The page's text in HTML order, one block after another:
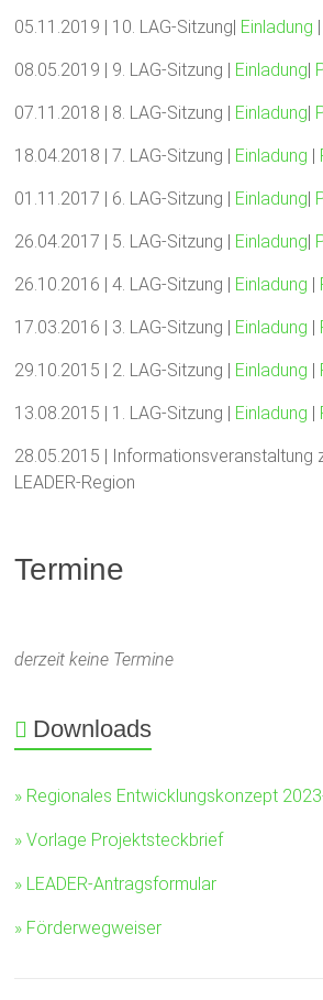
05.11.2019 | 10. LAG-Sitzung| Einladung |
08.05.2019 | 9. LAG-Sitzung | Einladung|
07.11.2018 | 8. LAG-Sitzung | Einladung|
18.04.2018 | 7. LAG-Sitzung | Einladung |
01.11.2017 | 6. LAG-Sitzung | Einladung|
26.04.2017 | 5. LAG-Sitzung | Einladung|
26.10.2016 | 4. LAG-Sitzung | Einladung |
17.03.2016 | 3. LAG-Sitzung | Einladung |
29.10.2015 | 2. LAG-Sitzung | Einladung |
13.08.2015 | 1. LAG-Sitzung | Einladung |
28.05.2015 | Informationsveranstaltung
LEADER-Region
Termine
derzeit keine Termine
Downloads
» Regionales Entwicklungskonzept
» Vorlage Projektsteckbrief
» LEADER-Antragsformular
» Förderwegweiser